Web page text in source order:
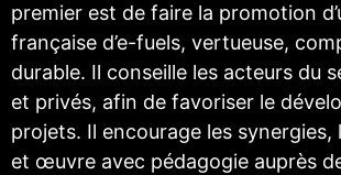
premier est de faire la promotion
française d’e-fuels, vertueuse,
durable. Il conseille les acteurs du
et privés, afin de favoriser le
projets. Il encourage les synergies,
et œuvre avec pédagogie auprès